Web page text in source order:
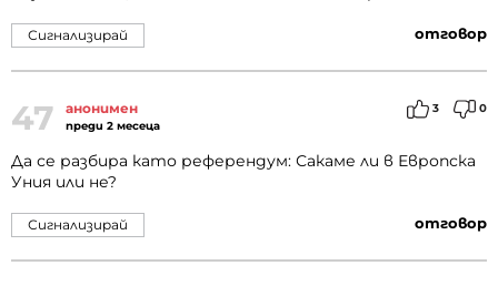
отговор
Сигнализирай
47 анонимен
преди 2 месеца
3 0
Да се разбира като референдум: Сакаме ли в Европска
Уния или не?
отговор
Сигнализирай